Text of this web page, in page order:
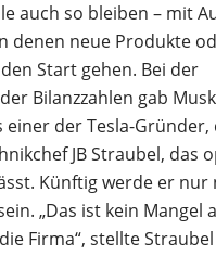
auch so bleiben – mit
denen neue Produkte
Start gehen. Bei der
Bilanzzahlen gab Musk
einer der Tesla-Gründer,
JB Straubel, das
Künftig werde er nur
„Das ist kein Mangel
Firma“, stellte